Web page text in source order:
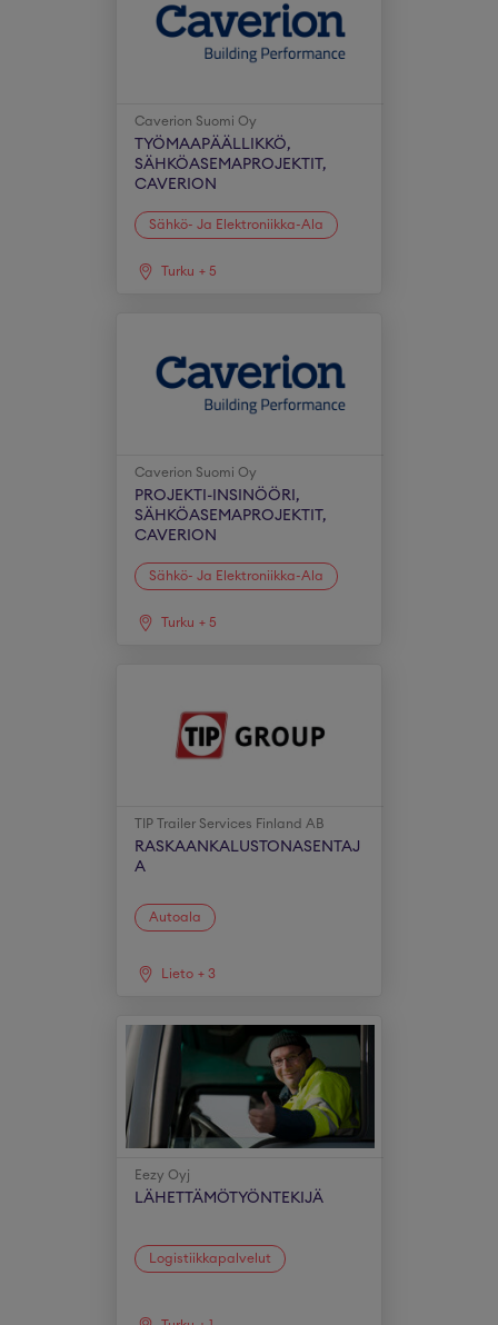
Caverion Suomi Oy
TYÖMAAPÄÄLLIKKÖ,
SÄHKÖASEMAPROJEKTIT,
CAVERION
Sähkö- Ja Elektroniikka-Ala
Turku + 5
Caverion Suomi Oy
PROJEKTI-INSINÖÖRI,
SÄHKÖASEMAPROJEKTIT,
CAVERION
Sähkö- Ja Elektroniikka-Ala
Turku + 5
TIP Trailer Services Finland AB
RASKAANKALUSTONASENTAJ
A
Autoala
Lieto + 3
Eezy Oyj
LÄHETTÄMÖTYÖNTEKIJÄ
Logistiikkapalvelut